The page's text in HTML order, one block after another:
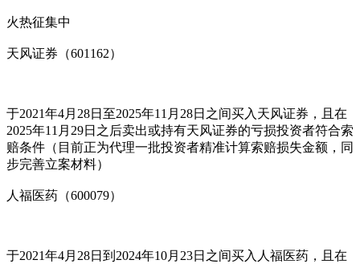
火热征集中
天风证券（601162）
于2021年4月28日至2025年11月28日之间买入天风证券，且在
2025年11月29日之后卖出或持有天风证券的亏损投资者符合索
赔条件（目前正为代理一批投资者精准计算索赔损失金额，同
步完善立案材料）
人福医药（600079）
于2021年4月28日到2024年10月23日之间买入人福医药，且在